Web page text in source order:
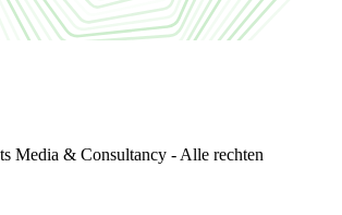
Media & Consultancy - Alle rechten